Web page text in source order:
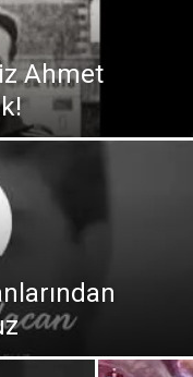
Ahmet